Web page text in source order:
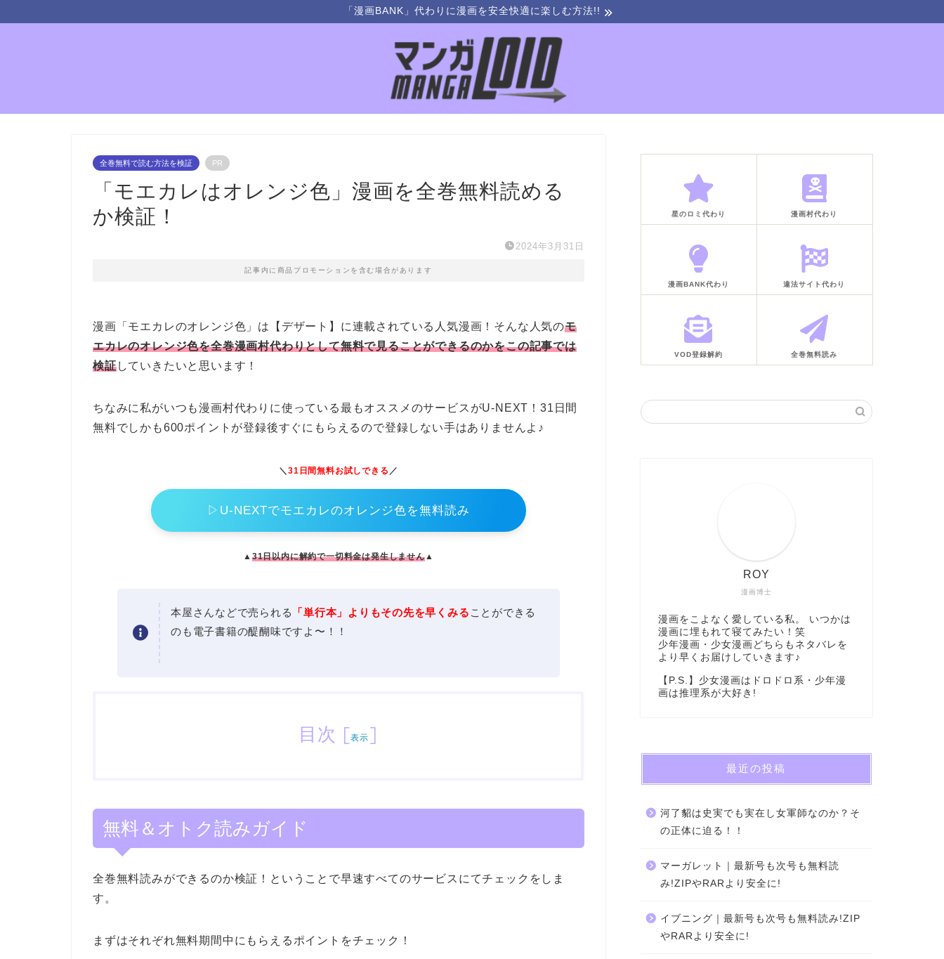
「漫画BANK」代わりに漫画を安全快適に楽しむ方法!!
全巻無料で読む方法を検証 PR
「モエカレはオレンジ色」漫画を全巻無料読める
か検証！
2024年3月31日
記事内に商品プロモーションを含む場合があります
漫画「モエカレのオレンジ色」は【デザート】に連載されている人気漫画！そんな人気のモ
エカレのオレンジ色を全巻漫画村代わりとして無料で見ることができるのかをこの記事では
検証していきたいと思います！
ちなみに私がいつも漫画村代わりに使っている最もオススメのサービスがU-NEXT！31日間
無料でしかも600ポイントが登録後すぐにもらえるので登録しない手はありませんよ♪
＼31日間無料お試しできる ／
▷U-NEXTでモエカレのオレンジ色を無料読み
▲ 31日以内に解約で一切料金は発生しません▲
本屋さんなどで売られる 「単行本」よりもその先を早くみる ことができる
のも電子書籍の醍醐味ですよ〜！！
目次 [表示 ]
無料＆オトク読みガイド
全巻無料読みができるのか検証！ということで早速すべてのサービスにてチェックをしま
す。
まずはそれぞれ無料期間中にもらえるポイントをチェック！
星のロミ代わり 漫画村代わり
漫画BANK代わり 違法サイト代わり
VOD登録解約 全巻無料読み
漫画博士
ROY
漫画をこよなく愛している私。 いつかは
漫画に埋もれて寝てみたい！笑
少年漫画・少女漫画どちらもネタバレを
より早くお届けしていきます♪
【P.S.】少女漫画はドロドロ系・少年漫
画は推理系が大好き!
最近の投稿
河了貂は史実でも実在し女軍師なのか？そ
の正体に迫る！！
マーガレット｜最新号も次号も無料読
み!ZIPやRARより安全に!
イブニング｜最新号も次号も無料読み!ZIP
やRARより安全に!